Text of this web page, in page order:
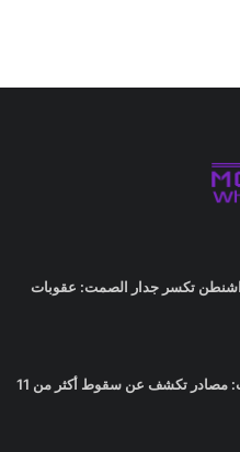
تكسر جدار الصمت: عقوبات
مجزرة في الجنوب: مصادر تكشف عن سقوط أكثر من 11